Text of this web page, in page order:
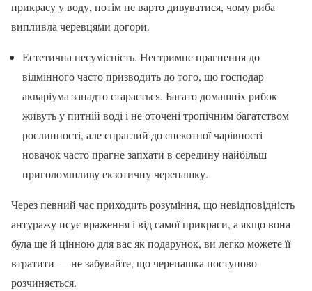
прикрасу у воду, потім не варто дивуватися, чому риба
випливла черевцями догори.
Естетична несумісність. Нестримне прагнення до
відмінного часто призводить до того, що господар
акваріума занадто старається. Багато домашніх рибок
живуть у питній воді і не оточені тропічним багатством
рослинності, але спраглий до спекотної чарівності
новачок часто прагне запхати в середину найбільш
приголомшливу екзотичну черепашку.
Через певний час приходить розуміння, що невідповідність
антуражу псує враження і від самої прикраси, а якщо вона
була ще й цінною для вас як подарунок, ви легко можете її
втратити — не забувайте, що черепашка поступово
розчиняється.